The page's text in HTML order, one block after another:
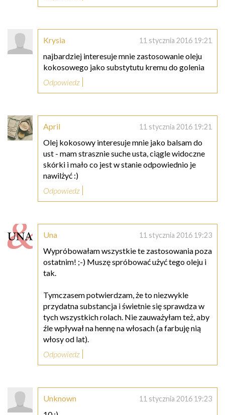
Krysia 11 stycznia 2016 19:21
najbardziej interesuje mnie zastosowanie oleju
kokosowego jako substytutu kremu do golenia
Odpowiedz
April 11 stycznia 2016 19:21
Olej kokosowy interesuje mnie jako balsam do
ust - mam strasznie suche usta, ciągle widoczne
skórki i mało co jest w stanie odpowiednio je
nawilżyć :)
Odpowiedz
Una 11 stycznia 2016 19:23
Wypróbowałam wszystkie te zastosowania poza
ostatnim! ;-) Muszę spróbować użyć tego oleju i
tak.
Tymczasem potwierdzam, że to niezwykle
przydatna substancja i świetnie się sprawdza w
tych wszystkich rolach. Nie zauważyłam też, aby
źle wpływał na hennę na włosach (a farbuję nią
włosy od lat).
Odpowiedz
Unknown 11 stycznia 2016 19:23